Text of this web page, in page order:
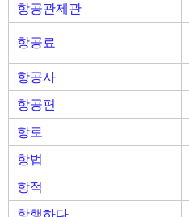
항공관제관
항공료
항공사
항공편
항로
항법
항적
항행하다